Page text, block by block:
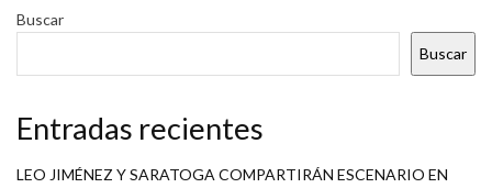
Buscar
Buscar
Entradas recientes
LEO JIMÉNEZ Y SARATOGA COMPARTIRÁN ESCENARIO EN